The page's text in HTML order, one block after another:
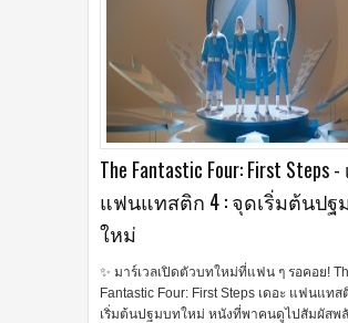
The Fantastic Four: First Steps
แฟนแทสติก 4 : จุดเริ่มต้นปฐ
ใหม่
✨ มาร์เวลเปิดตัวบทใหม่ที่แฟน ๆ รอคอย!
Fantastic Four: First Steps เดอะ แฟนแทส
เริ่มต้นปฐมบทใหม่ หนังที่พาคนดูไปสัมผัสพ